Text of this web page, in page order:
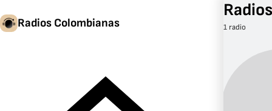
Radios Colombianas 1 radio